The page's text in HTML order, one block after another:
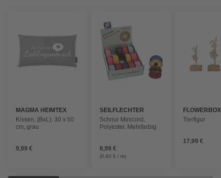
MAGMA HEIMTEX
Kissen, (BxL): 30 x 50
cm, grau
9,99 €
SEILFLECHTER
Schnur Minicord,
Polyester, Mehrfarbig
8,99 €
(0,60 € / m)
FLOWERBOX
Tierfigur
17,99 €